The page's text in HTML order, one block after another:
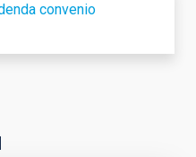
convenio